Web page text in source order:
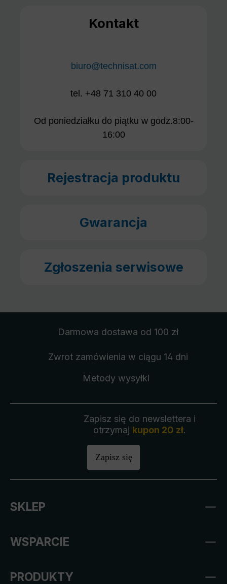
Kontakt
biuro@technisat.com
tel. +48 71 310 40 00
Od poniedziałku do piątku w godz.8:00-
16:00
Rejestracja produktu
Gwarancja
Zgłoszenia serwisowe
Darmowa dostawa od 100 zł
Zwrot zamówienia w ciągu 14 dni
Metody wysyłki
Zapisz się do newslettera i
otrzymaj kupon 20 zł.
Zapisz się
SKLEP
WSPARCIE
PRODUKTY